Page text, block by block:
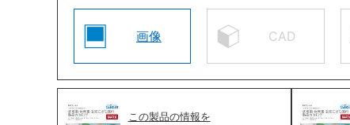
画像 CAD
この製品の情報を